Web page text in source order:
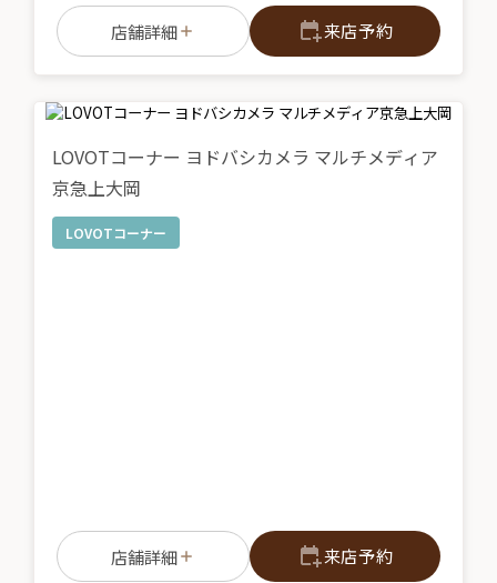
店舗詳細 来店予約
LOVOTコーナー ヨドバシカメラ マルチメディア
京急上大岡
LOVOTコーナー
店舗詳細 来店予約